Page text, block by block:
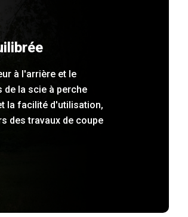
à l'arrière et le
de la scie à perche
la facilité d'utilisation,
des travaux de coupe